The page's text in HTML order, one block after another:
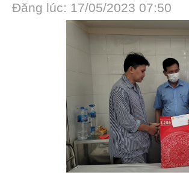
Đăng lúc: 17/05/2023 07:50